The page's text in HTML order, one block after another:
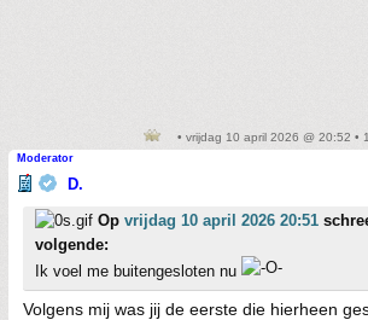
• vrijdag 10 april 2026 @ 20:52 •
Moderator
D.
Op vrijdag 10 april 2026 20:51
volgende:
Ik voel me buitengesloten nu
Volgens mij was jij de eerste die hierheen